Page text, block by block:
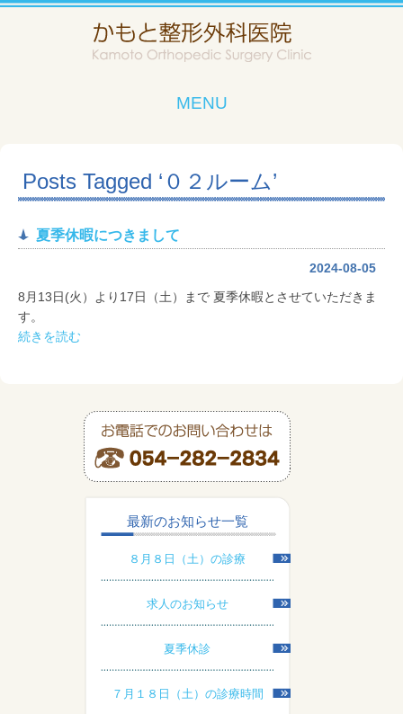
MENU
Posts Tagged ‘０２ルーム’
夏季休暇につきまして
2024-08-05
8月13日(火）より17日（土）まで 夏季休暇とさせていただきま
す。
続きを読む
最新のお知らせ一覧
８月８日（土）の診療
求人のお知らせ
夏季休診
７月１８日（土）の診療時間